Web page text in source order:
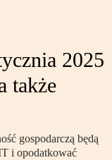
2025
także
gospodarczą będą
i opodatkować